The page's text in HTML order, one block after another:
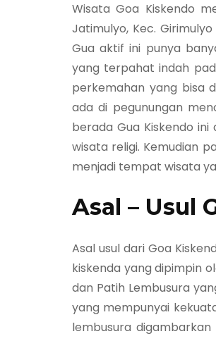
Wisata Goa Kiskendo
Jatimulyo, Kec.
Gua aktif ini punya
yang terpahat indah
perkemahan yang bisa
ada di pegunungan
berada Gua Kiskendo
wisata religi. Kemudian
menjadi tempat wisata
Asal – Usul
Asal usul dari Goa
kiskenda yang dipimpin
dan Patih Lembusura
yang mempunyai
lembusura